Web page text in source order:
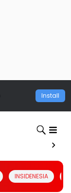
Install
INSIDENESIA